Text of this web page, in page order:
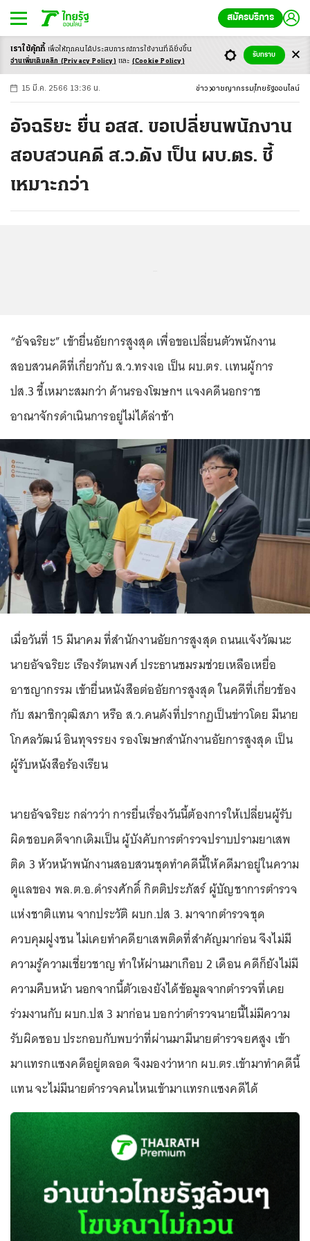
สมัครบริการ
-ก ก ก+
15 มี.ค. 2566 13:36 น. ข่าว อาชญากรรม ไทยรัฐออนไลน์
อัจฉริยะ ยื่น อสส. ขอเปลี่ยนพนักงาน
สอบสวนคดี ส.ว.ดัง เป็น ผบ.ตร. ชี้
เหมาะกว่า
“อัจฉริยะ” เข้ายื่นอัยการสูงสุด เพื่อขอเปลี่ยนตัวพนักงาน
สอบสวนคดีที่เกี่ยวกับ ส.ว.ทรงเอ เป็น ผบ.ตร. เเทนผู้การ
ปส.3 ชี้เหมาะสมกว่า ด้านรองโฆษกฯ แจงคดีนอกราช
อาณาจักรดำเนินการอยู่ไม่ได้ล่าช้า
เมื่อวันที่ 15 มีนาคม ที่สำนักงานอัยการสูงสุด ถนนเเจ้งวัฒนะ
นายอัจฉริยะ เรืองรัตนพงศ์ ประธานชมรมช่วยเหลือเหยื่อ
อาชญากรรม เข้ายื่นหนังสือต่ออัยการสูงสุด ในคดีที่เกี่ยวข้อง
กับ สมาชิกวุฒิสภา หรือ ส.ว.คนดังที่ปรากฏเป็นข่าวโดย มีนาย
โกศลวัฒน์ อินทุจรรยง รองโฆษกสำนักงานอัยการสูงสุด เป็น
ผู้รับหนังสือร้องเรียน
นายอัจฉริยะ กล่าวว่า การยื่นเรื่องวันนี้ต้องการให้เปลี่ยนผู้รับ
ผิดชอบคดีจากเดิมเป็น ผู้บังคับการตำรวจปราบปรามยาเสพ
ติด 3 หัวหน้าพนักงานสอบสวนชุดทำคดีนี้ให้คดีมาอยู่ในความ
ดูแลของ พล.ต.อ.ดำรงศักดิ์ กิตติประภัสร์ ผู้บัญชาการตำรวจ
แห่งชาติแทน จากประวัติ ผบก.ปส 3. มาจากตำรวจชุด
ควบคุมฝูงชน ไม่เคยทำคดียาเสพติดที่สำคัญมาก่อน จึงไม่มี
ความรู้ความเชี่ยวชาญ ทำให้ผ่านมาเกือบ 2 เดือน คดีก็ยังไม่มี
ความคืบหน้า นอกจากนี้ตัวเองยังได้ข้อมูลจากตำรวจที่เคย
ร่วมงานกับ ผบก.ปส 3 มาก่อน บอกว่าตำรวจนายนี้ไม่มีความ
รับผิดชอบ ประกอบกับพบว่าที่ผ่านมามีนายตำรวจยศสูง เข้า
มาแทรกแซงคดีอยู่ตลอด จึงมองว่าหาก ผบ.ตร.เข้ามาทำคดีนี้
แทน จะไม่มีนายตำรวจคนไหนเข้ามาแทรกแซงคดีได้
เราใช้คุ้กกี้ เพื่อให้ทุกคนได้ประสบการณ์การใช้งานที่ดียิ่งขึ้น
อ่านเพิ่มเติมคลิก (Privacy Policy) และ (Cookie Policy)
รับทราบ